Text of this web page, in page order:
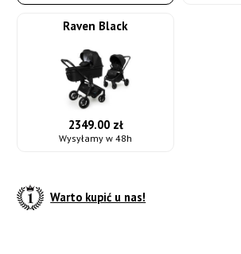
Raven Black
2349.00 zł
Wysyłamy w 48h
Warto kupić u nas!